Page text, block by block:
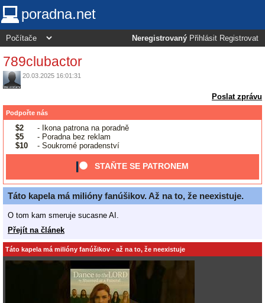
poradna.net
Neregistrovaný Přihlásit Registrovat
789clubactor
20.03.2025 16:01:31
Poslat zprávu
Podpořte nás
$2
- Ikona patrona na poradně
$5
- Poradna bez reklam
$10
- Soukromé poradenství
STAŇTE SE PATRONEM
Táto kapela má milióny fanúšikov. Až na to, že neexistuje.
O tom kam smeruje sucasne AI.
Přejít na článek
Táto kapela má milióny fanúšikov - až na to, že neexistuje